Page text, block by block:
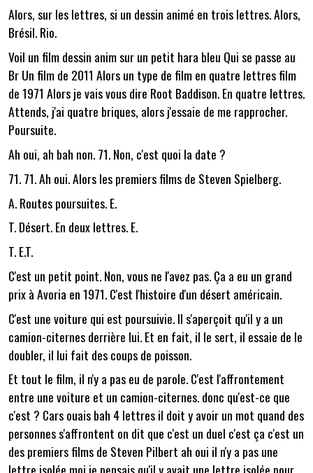
Alors, sur les lettres, si un dessin animé en trois lettres. Alors,
Brésil. Rio.
Voil un film dessin anim sur un petit hara bleu Qui se passe au
Br Un film de 2011 Alors un type de film en quatre lettres film
de 1971 Alors je vais vous dire Root Baddison. En quatre lettres.
Attends, j'ai quatre briques, alors j'essaie de me rapprocher.
Poursuite.
Ah oui, ah bah non. 71. Non, c'est quoi la date ?
71. 71. Ah oui. Alors les premiers films de Steven Spielberg.
A. Routes poursuites. E.
T. Désert. En deux lettres. E.
T. E.T.
C'est un petit point. Non, vous ne l'avez pas. Ça a eu un grand
prix à Avoria en 1971. C'est l'histoire d'un désert américain.
C'est une voiture qui est poursuivie. Il s'aperçoit qu'il y a un
camion-citernes derrière lui. Et en fait, il le sert, il essaie de le
doubler, il lui fait des coups de poisson.
Et tout le film, il n'y a pas eu de parole. C'est l'affrontement
entre une voiture et un camion-citernes. donc qu'est-ce que
c'est ? Cars ouais bah 4 lettres il doit y avoir un mot quand des
personnes s'affrontent on dit que c'est un duel c'est ça c'est un
des premiers films de Steven Pilbert ah oui il n'y a pas une